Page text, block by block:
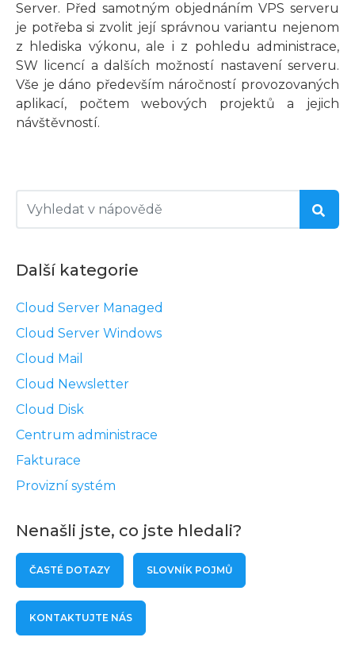
Další kategorie
Cloud Server Managed
Cloud Server Windows
Cloud Mail
Cloud Newsletter
Cloud Disk
Centrum administrace
Fakturace
Provizní systém
Nenašli jste, co jste hledali?
ČASTÉ DOTAZY SLOVNÍK POJMŮ
KONTAKTUJTE NÁS
Server. Před samotným objednáním VPS serveru
je potřeba si zvolit její správnou variantu nejenom
z hlediska výkonu, ale i z pohledu administrace,
SW licencí a dalších možností nastavení serveru.
Vše je dáno především náročností provozovaných
aplikací, počtem webových projektů a jejich
návštěvností.